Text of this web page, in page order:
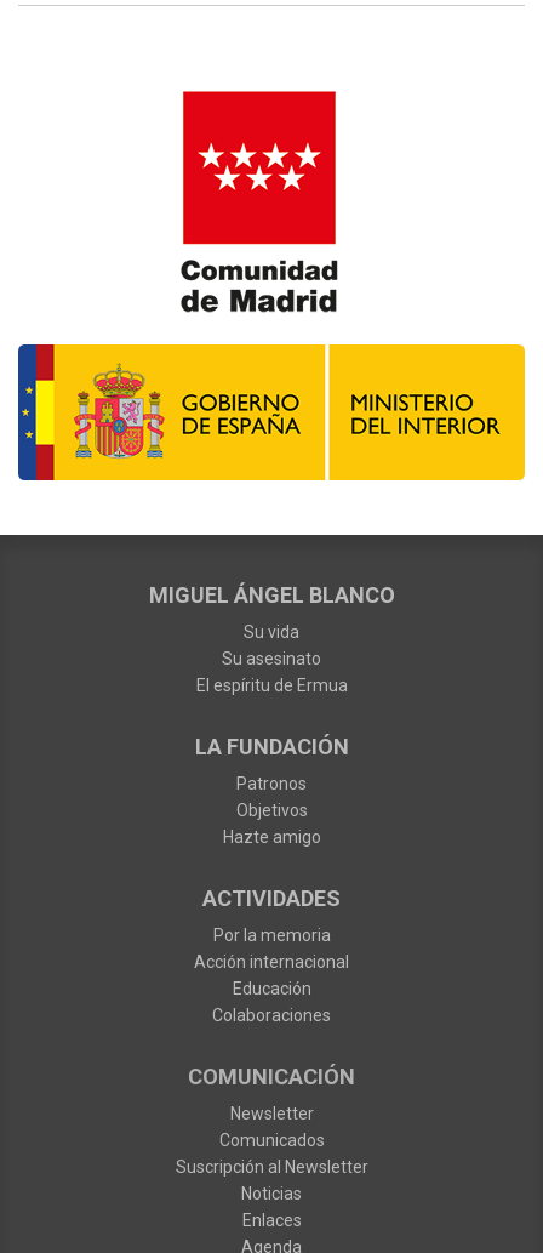
MIGUEL ÁNGEL BLANCO
Su vida
Su asesinato
El espíritu de Ermua
LA FUNDACIÓN
Patronos
Objetivos
Hazte amigo
ACTIVIDADES
Por la memoria
Acción internacional
Educación
Colaboraciones
COMUNICACIÓN
Newsletter
Comunicados
Suscripción al Newsletter
Noticias
Enlaces
Agenda